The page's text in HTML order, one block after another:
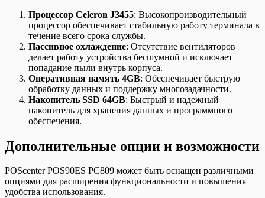
Процессор Celeron J3455: Высокопроизводительный
процессор обеспечивает стабильную работу терминала в
течение всего срока службы.
Пассивное охлаждение: Отсутствие вентиляторов
делает работу устройства бесшумной и исключает
попадание пыли внутрь корпуса.
Оперативная память 4GB: Обеспечивает быструю
обработку данных и поддержку многозадачности.
Накопитель SSD 64GB: Быстрый и надежный
накопитель для хранения данных и программного
обеспечения.
Дополнительные опции и возможности
POScenter POS90ES PC809 может быть оснащен различными
опциями для расширения функциональности и повышения
удобства использования.